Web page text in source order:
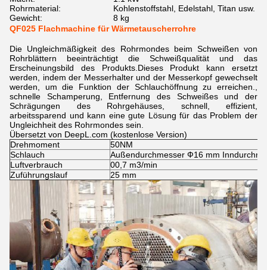
Rohrmaterial:
Kohlenstoffstahl, Edelstahl, Titan usw.
Gewicht:
8 kg
QF025 Flachmachine für Wärmetauscherrohre
Die Ungleichmäßigkeit des Rohrmondes beim Schweißen von
Rohrblättern beeinträchtigt die Schweißqualität und das
Erscheinungsbild des Produkts.Dieses Produkt kann ersetzt
werden, indem der Messerhalter und der Messerkopf gewechselt
werden, um die Funktion der Schlauchöffnung zu erreichen.,
schnelle Schamperung, Entfernung des Schweißes und der
Schrägungen des Rohrgehäuses, schnell, effizient,
arbeitssparend und kann eine gute Lösung für das Problem der
Ungleichheit des Rohrmondes sein.
Übersetzt von DeepL.com (kostenlose Version)
Drehmoment
50NM
Schlauch
Außendurchmesser Ф16 mm
Luftverbrauch
00,7 m3/min
Zuführungslauf
25 mm